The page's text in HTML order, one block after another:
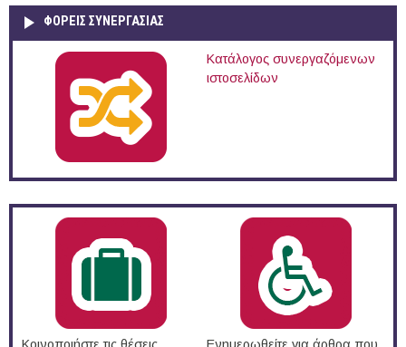
ΦΟΡΕΙΣ ΣΥΝΕΡΓΑΣΙΑΣ
Κατάλογος συνεργαζόμενων
ιστοσελίδων